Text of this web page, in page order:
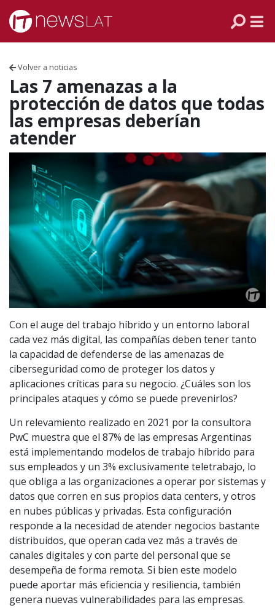
Skip to content
Volver a noticias
Las 7 amenazas a la
protección de datos que todas
las empresas deberían
atender
Con el auge del trabajo híbrido y un entorno laboral
cada vez más digital, las compañías deben tener tanto
la capacidad de defenderse de las amenazas de
ciberseguridad como de proteger los datos y
aplicaciones críticas para su negocio. ¿Cuáles son los
principales ataques y cómo se puede prevenirlos?
Un relevamiento realizado en 2021 por la consultora
PwC muestra que el 87% de las empresas Argentinas
está implementando modelos de trabajo híbrido para
sus empleados y un 3% exclusivamente teletrabajo, lo
que obliga a las organizaciones a operar por sistemas y
datos que corren en sus propios data centers, y otros
en nubes públicas y privadas. Esta configuración
responde a la necesidad de atender negocios bastante
distribuidos, que operan cada vez más a través de
canales digitales y con parte del personal que se
desempeña de forma remota. Si bien este modelo
puede aportar más eficiencia y resiliencia, también
genera nuevas vulnerabilidades para las empresas.
VENEZUELA
ECUADOR
ARGENTINA
MÉXICO